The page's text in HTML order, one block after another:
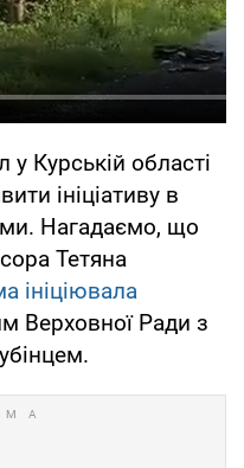
Курській області
ініціативу в
Нагадаємо, що
Тетяна
ініціювала
Верховної Ради з